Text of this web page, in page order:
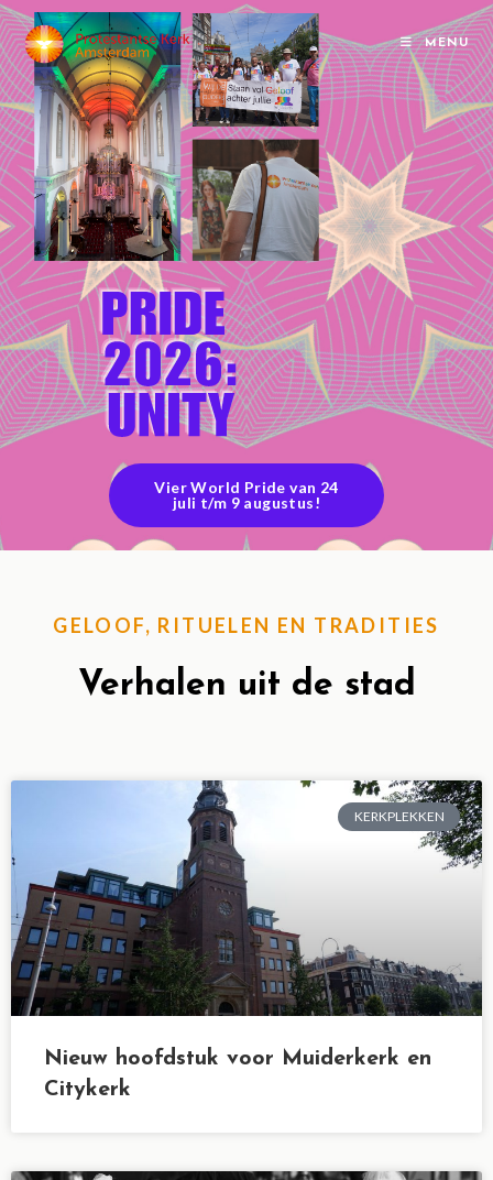
MENU
Vier World Pride van 24
juli t/m 9 augustus!
GELOOF, RITUELEN EN TRADITIES
Verhalen uit de stad
KERKPLEKKEN
Nieuw hoofdstuk voor Muiderkerk en
Citykerk